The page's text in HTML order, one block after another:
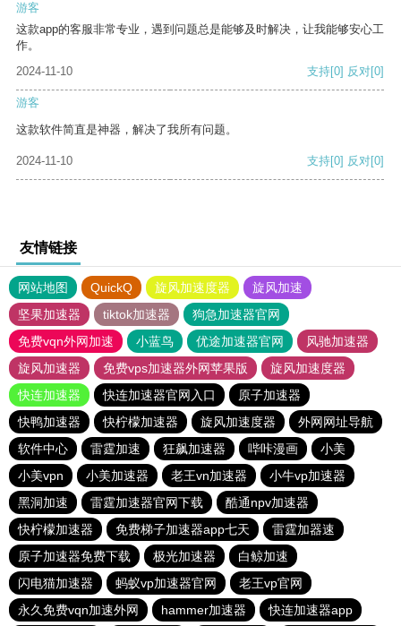
游客
这款app的客服非常专业，遇到问题总是能够及时解决，让我能够安心工
作。
2024-11-10
支持[0] 反对[0]
游客
这款软件简直是神器，解决了我所有问题。
2024-11-10 支持[0] 反对[0]
友情链接
网站地图 QuickQ 旋风加速度器
旋风加速
坚果加速器
tiktok加速器
狗急加速器官网
免费vqn外网加速
小蓝鸟 优途加速器官网
风驰加速器
旋风加速器
免费vps加速器外网苹果版
旋风加速度器
快连加速器
快连加速器官网入口
原子加速器
快鸭加速器
快柠檬加速器 旋风加速度器
外网网址导航
软件中心
雷霆加速 狂飙加速器 哔咔漫画
小美
小美vpn
小美加速器 老王vn加速器
小牛vp加速器
黑洞加速
雷霆加速器官网下载
酷通npv加速器
快柠檬加速器
免费梯子加速器app七天
雷霆加器速
原子加速器免费下载
极光加速器
白鲸加速
闪电猫加速器
蚂蚁vp加速器官网
老王vp官网
永久免费vqn加速外网
hammer加速器 快连加速器app